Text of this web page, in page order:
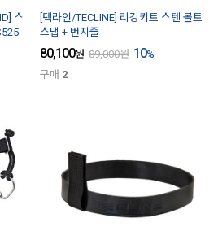
스
[텍라인/TECLINE] 리깅키트 스텐 볼트
스냅 + 번지줄
80,100원 89,000원 10%
구매 2